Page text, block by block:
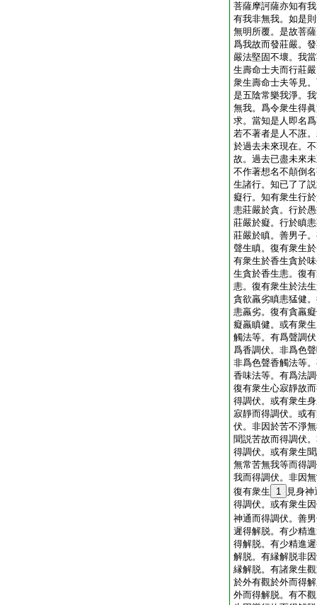
菩薩摩訶薩亦知有
有我非無我。如是
無明所覆。是故菩
爲我故而發莊嚴。
嚴法堅固不壞。我
生壽命士夫而行莊
衆生壽命士夫等見
是五陰常樂我淨。
無我。爲令衆生得
求。當知是人即名
若不著者是人不誑
於過去未來現在。
故。過去已盡未來
不作著想名不顛倒
生諸行。知已了了
癡行。知有衆生行
恚莊嚴於貪。行於
莊嚴於癡。行於瞋
莊嚴於瞋。善男子
聲生瞋。復有衆生
有衆生於香生貪於
生貪於香生恚。復
恚。復有衆生於法
貪欲羸劣瞋恚猛健
恚羸劣。復有貪羸
癡羸瞋健。或有衆
觸法等。有爲聲調
爲香調伏。非爲色
非爲色聲香觸法等
香味法等。有爲法
復有衆生心寂靜故
得調伏。或有衆生
寂靜而得調伏。或
伏。非因於苦不淨
聞説苦故而得調伏
得調伏。或有衆生
無常苦無我等而得
我而得調伏。非因
復有衆生
1
見身
得調伏。或有衆生
神通而得調伏。善
遲得解脱。有少精
得解脱。有少精進
解脱。有縁解脱非
縁解脱。有諸衆生
於外有觀於外而得
外而得解脱。有不